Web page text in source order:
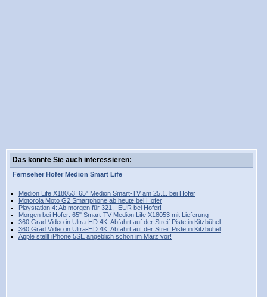
Das könnte Sie auch interessieren:
Fernseher Hofer Medion Smart Life
Medion Life X18053: 65" Medion Smart-TV am 25.1. bei Hofer
Motorola Moto G2 Smartphone ab heute bei Hofer
Playstation 4: Ab morgen für 321,- EUR bei Hofer!
Morgen bei Hofer: 65" Smart-TV Medion Life X18053 mit Lieferung
360 Grad Video in Ultra-HD 4K: Abfahrt auf der Streif Piste in Kitzbühel
360 Grad Video in Ultra-HD 4K: Abfahrt auf der Streif Piste in Kitzbühel
Apple stellt iPhone 5SE angeblich schon im März vor!